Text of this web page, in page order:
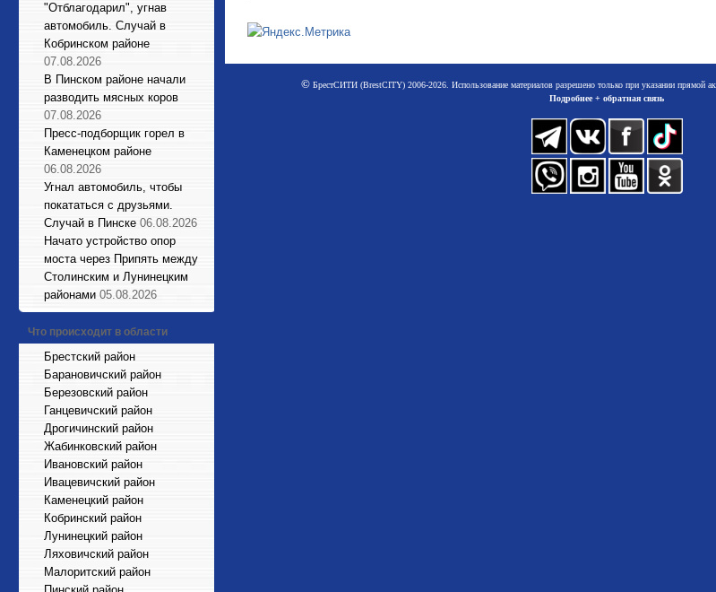
"Отблагодарил", угнав
автомобиль. Случай в
Кобринском районе
07.08.2026
В Пинском районе начали
разводить мясных коров
07.08.2026
Пресс-подборщик горел в
Каменецком районе
06.08.2026
Угнал автомобиль, чтобы
покататься с друзьями.
Случай в Пинске 06.08.2026
Начато устройство опор
моста через Припять между
Столинским и Лунинецким
районами 05.08.2026
Что происходит в области
Брестский район
Барановичский район
Березовский район
Ганцевичский район
Дрогичинский район
Жабинковский район
Ивановский район
Ивацевичский район
Каменецкий район
Кобринский район
Лунинецкий район
Ляховичский район
Малоритский район
©БрестСИТИ (BrestCITY) 2006-2026. Использование материалов разрешено только при указании прямой
Подробнее + обратная связь